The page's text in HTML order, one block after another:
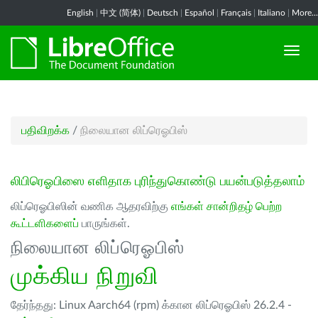
English 中文 (简体) Deutsch Español Français Italiano More...
பதிவிறக்க / நிலையான லிப்ரெஓபிஸ்
லிபிரெஓபிஸை எளிதாக புரிந்துகொண்டு பயன்படுத்தலாம்
லிப்ரெஓபிஸின் வணிக ஆதரவிற்கு எங்கள் சான்றிதழ் பெற்ற
கூட்டளிகளைப் பாருங்கள்.
நிலையான லிப்ரெஓபிஸ்
முக்கிய நிறுவி
தேர்ந்தது: Linux Aarch64 (rpm) க்கான லிப்ரெஓபிஸ் 26.2.4 -